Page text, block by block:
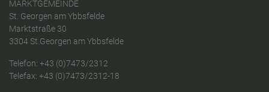
MARKTGEMEINDE
St. Georgen am Ybbsfelde
Marktstraße 30
3304 St.Georgen am Ybbsfelde
Telefon: +43 (0)7473/2312
Telefax: +43 (0)7473/2312-18